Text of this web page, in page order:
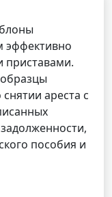
эффективно
приставами.
ареста с
пособия и